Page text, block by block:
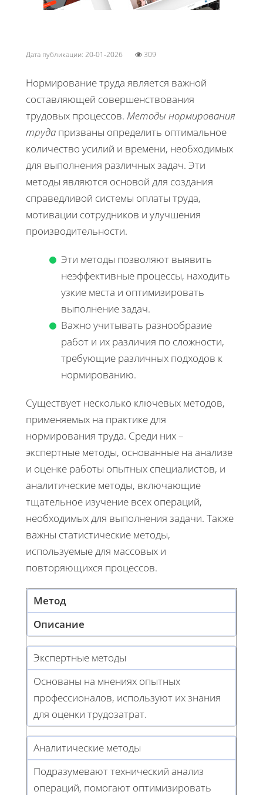
Дата публикации: 20-01-2026 309
Нормирование труда является важной
составляющей совершенствования
трудовых процессов. Методы нормирования
труда призваны определить оптимальное
количество усилий и времени, необходимых
для выполнения различных задач. Эти
методы являются основой для создания
справедливой системы оплаты труда,
мотивации сотрудников и улучшения
производительности.
Эти методы позволяют выявить
неэффективные процессы, находить
узкие места и оптимизировать
выполнение задач.
Важно учитывать разнообразие
работ и их различия по сложности,
требующие различных подходов к
нормированию.
Существует несколько ключевых методов,
применяемых на практике для
нормирования труда. Среди них –
экспертные методы, основанные на анализе
и оценке работы опытных специалистов, и
аналитические методы, включающие
тщательное изучение всех операций,
необходимых для выполнения задачи. Также
важны статистические методы,
используемые для массовых и
повторяющихся процессов.
Метод
Описание
Экспертные методы
Основаны на мнениях опытных
профессионалов, используют их знания
для оценки трудозатрат.
Аналитические методы
Подразумевают технический анализ
операций, помогают оптимизировать